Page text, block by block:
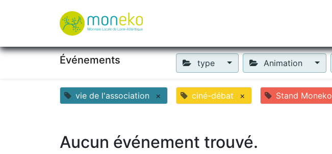
Événements type Animation
vie de l'association × ciné-débat × Stand Moneko
Aucun événement trouvé.